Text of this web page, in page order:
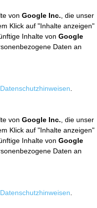
von Google Inc. , die unser
Klick auf "Inhalte anzeigen"
Inhalte von Google
Daten an
Datenschutzhinweisen
von Google Inc. , die unser
Klick auf "Inhalte anzeigen"
Inhalte von Google
Daten an
Datenschutzhinweisen